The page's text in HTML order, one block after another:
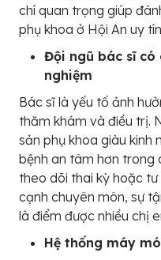
chí quan trọng giúp
phụ khoa ở Hội An uy
Đội ngũ bác sĩ có
nghiệm
Bác sĩ là yếu tố ảnh
thăm khám và điều trị.
sản phụ khoa giàu kinh
bệnh an tâm hơn trong
theo dõi thai kỳ hoặc tư
cạnh chuyên môn, sự
là điểm được nhiều chị
Hệ thống máy